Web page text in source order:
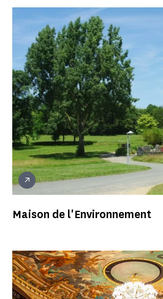
Maison de l'Environnement